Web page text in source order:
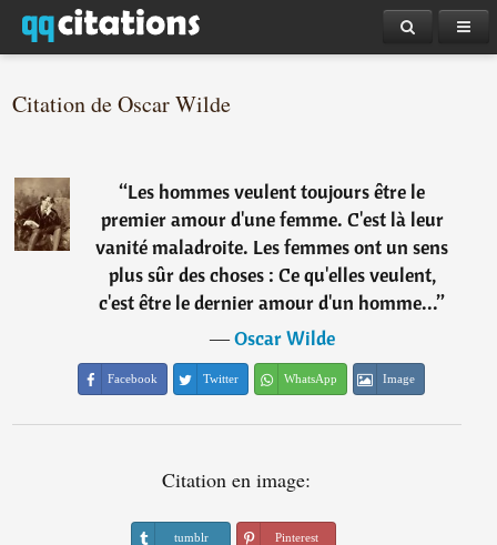
Citation de Oscar Wilde
“Les hommes veulent toujours être le
premier amour d'une femme. C'est là leur
vanité maladroite. Les femmes ont un sens
plus sûr des choses : Ce qu'elles veulent,
c'est être le dernier amour d'un homme...”
―Oscar Wilde
Facebook Twitter WhatsApp Image
Citation en image:
tumblr Pinterest